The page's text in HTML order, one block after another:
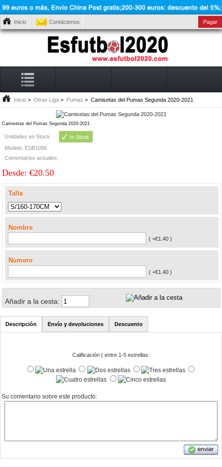
Inicio Contáctenos Pagar
Inicio > Otras Liga > Pumas > Camisetas del Pumas Segunda 2020-2021
Camisetas del Pumas Segunda 2020-2021
Unidades en Stock
Modelo: ESB1086
Comentarios actuales:
Desde: €20.50
Talla
Nombre
( +€1.40 )
Numero
( +€1.40 )
Añadir a la cesta:
Descripción Envío y devoluciones Descuento
Calificación ( entre 1-5 estrellas:
Su comentario sobre este producto: